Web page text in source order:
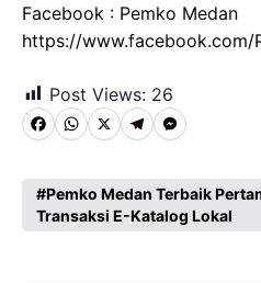
Facebook : Pemko Medan
https://www.facebook.com/
Post Views: 26
F
c
e
W
a
t
X T
l
e
M
s
s
Pemko Medan Terbaik
Transaksi E-Katalog Lokal